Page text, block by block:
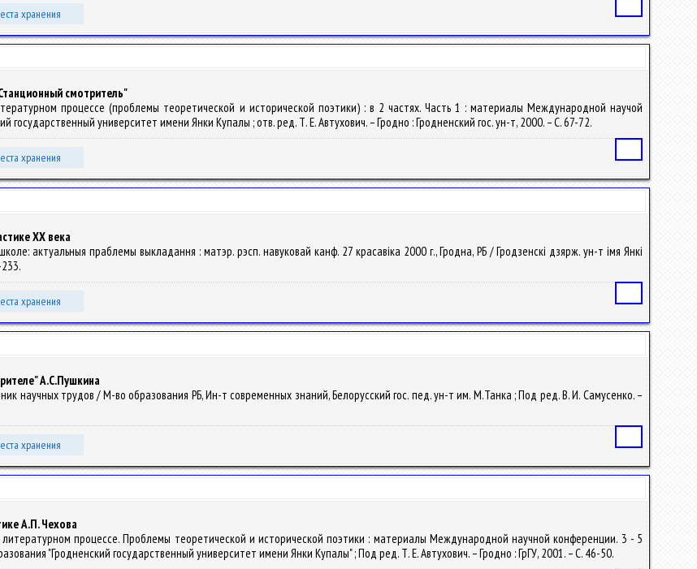
хранения
смотритель"
процессе (проблемы теоретической и исторической поэтики) : в 2 частях. Часть 1 : материалы Международной научой
государственный университет имени Янки Купалы ; отв. ред. Т. Е. Автухович. – Гродно : Гродненский гос. ун-т, 2000. – С. 67-72.
хранения
XX века
актуальныя праблемы выкладання : матэр. рэсп. навуковай канф. 27 красавіка 2000 г., Гродна, РБ / Гродзенскі дзярж. ун-т імя Янкі
хранения
А.С.Пушкина
научных трудов / М-во образования РБ, Ин-т современных знаний, Белорусский гос. пед. ун-т им. М.Танка ; Под ред. В. И. Самусенко. –
хранения
А.П. Чехова
процессе. Проблемы теоретической и исторической поэтики : материалы Международной научной конференции. 3 - 5
"Гродненский государственный университет имени Янки Купалы" ; Под ред. Т. Е. Автухович. – Гродно : ГрГУ, 2001. – С. 46-50.